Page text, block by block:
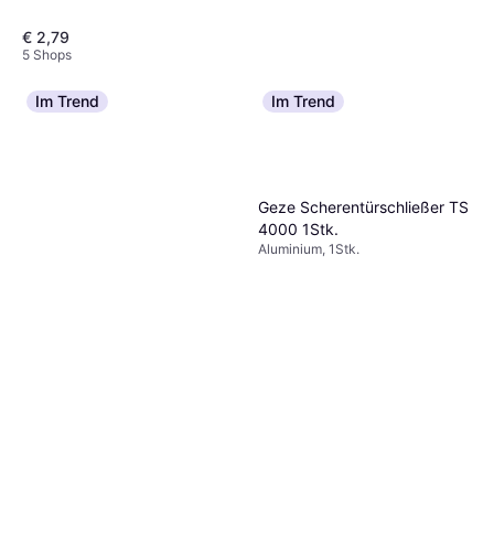
€ 2,79
5 Shops
4 Shops
Im Trend Im Trend
Geze Scherentürschließer TS
4000 1Stk.
Aluminium, 1Stk.